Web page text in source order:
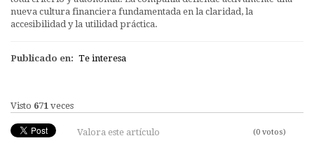
nueva cultura financiera fundamentada en la claridad, la
accesibilidad y la utilidad práctica.
Publicado en: Te interesa
Visto 671 veces
Valora este artículo (0 votos)